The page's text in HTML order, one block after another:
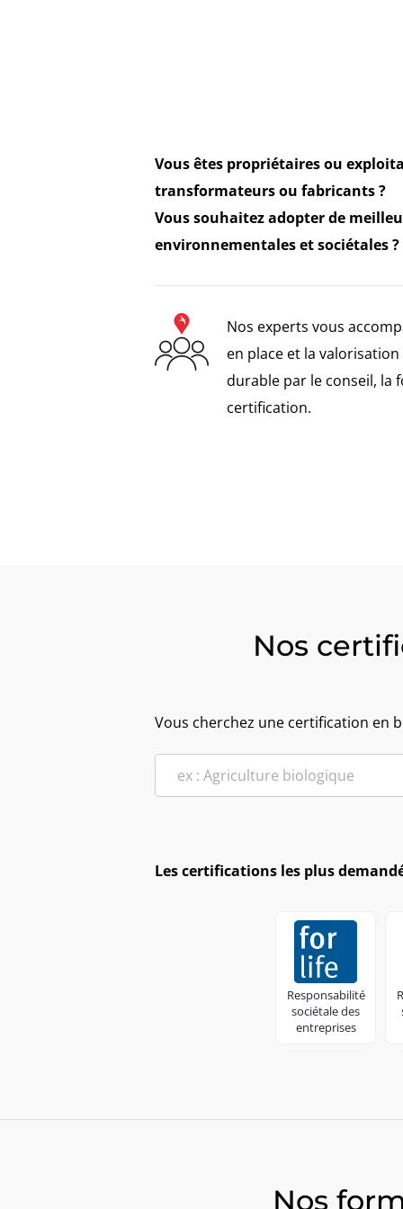
Vous êtes propriétaires ou
transformateurs ou fabricants ?
Vous souhaitez adopter de
environnementales et sociétales ?
Nos experts vous
en place et la
durable par le conseil, la
certification.
Nos
Vous cherchez une certification en
Les certifications les plus
Responsabilité
sociétale des
entreprises
Nos